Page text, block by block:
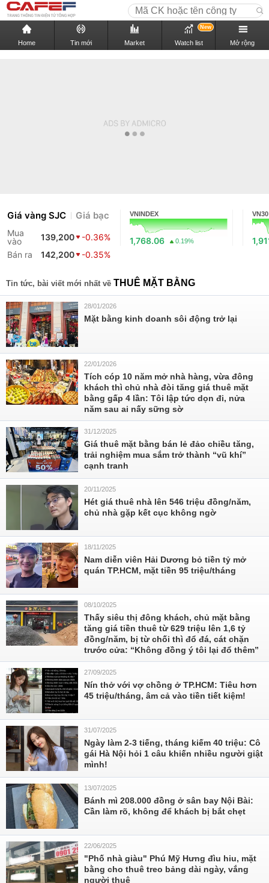
Home Tin mới Market Watch list
New
Mở rộng
Giá vàng SJC Giá bạc
Mua
vào
139,200
-0.36%
Bán ra
142,200 -0.35%
VNINDEX
1,768.06 0.19%
VN30
Tin tức, bài viết mới nhất về THUÊ MẶT BẰNG
28/01/2026
Mặt bằng kinh doanh sôi động trở lại
22/01/2026
Tích cóp 10 năm mở nhà hàng, vừa đông
khách thì chủ nhà đòi tăng giá thuê mặt
bằng gấp 4 lần: Tôi lập tức dọn đi, nửa
năm sau ai nấy sững sờ
31/12/2025
Giá thuê mặt bằng bán lẻ đảo chiều tăng,
trải nghiệm mua sắm trở thành “vũ khí”
cạnh tranh
20/11/2025
Hét giá thuê nhà lên 546 triệu đồng/năm,
chủ nhà gặp kết cục không ngờ
18/11/2025
Nam diễn viên Hải Dương bỏ tiền tỷ mở
quán TP.HCM, mặt tiền 95 triệu/tháng
08/10/2025
Thấy siêu thị đông khách, chủ mặt bằng
tăng giá tiền thuê từ 629 triệu lên 1,6 tỷ
đồng/năm, bị từ chối thì đổ đá, cát chặn
trước cửa: “Không đồng ý tôi lại đổ thêm”
27/09/2025
Nín thở với vợ chồng ở TP.HCM: Tiêu hơn
45 triệu/tháng, âm cả vào tiền tiết kiệm!
31/07/2025
Ngày làm 2-3 tiếng, tháng kiếm 40 triệu: Cô
gái Hà Nội hỏi 1 câu khiến nhiều người giật
mình!
13/07/2025
Bánh mì 208.000 đồng ở sân bay Nội Bài:
Cần làm rõ, không để khách bị bắt chẹt
22/06/2025
"Phố nhà giàu" Phú Mỹ Hưng đìu hiu, mặt
bằng cho thuê treo bảng dài ngày, vắng
người thuê